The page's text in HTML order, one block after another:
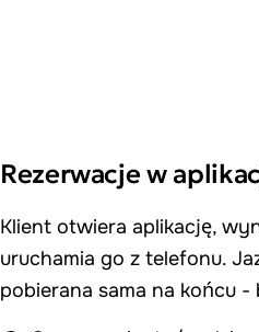
Rezerwacje w
Klient otwiera aplikację,
uruchamia go z telefonu.
pobierana sama na końcu -